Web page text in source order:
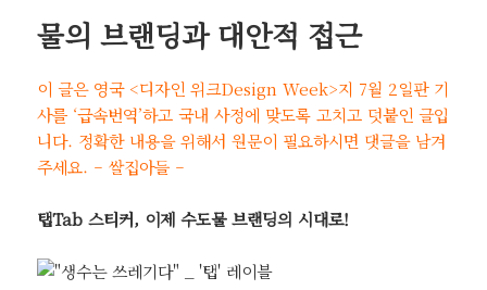
물의 브랜딩과 대안적 접근
이 글은 영국 <디자인 위크Design Week>지 7월 2일판 기
사를 ‘급속번역’하고 국내 사정에 맞도록 고치고 덧붙인 글입
니다. 정확한 내용을 위해서 원문이 필요하시면 댓글을 남겨
주세요. – 쌀집아들 –
탭Tab 스티커, 이제 수도물 브랜딩의 시대로!